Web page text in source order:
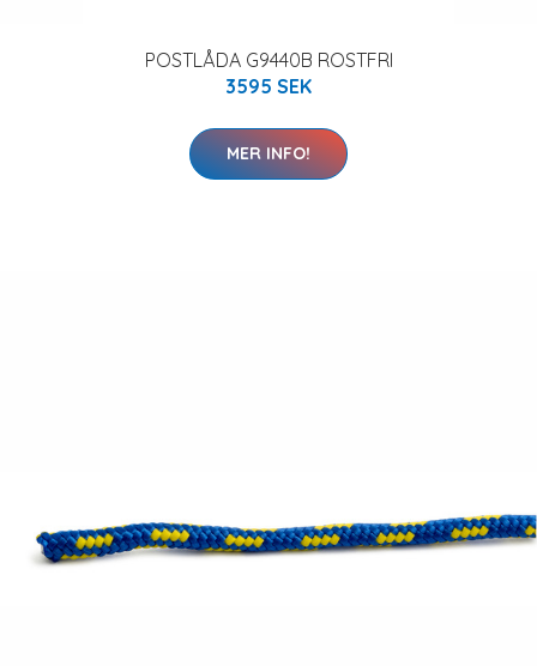
POSTLÅDA G9440B ROSTFRI
3595 SEK
MER INFO!